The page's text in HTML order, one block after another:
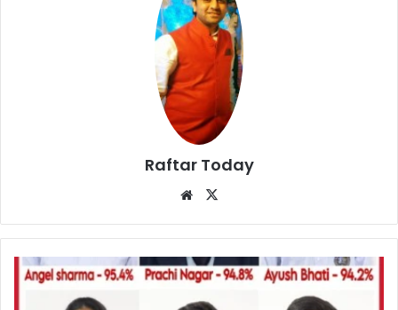
Raftar Today
Website
GNW
World